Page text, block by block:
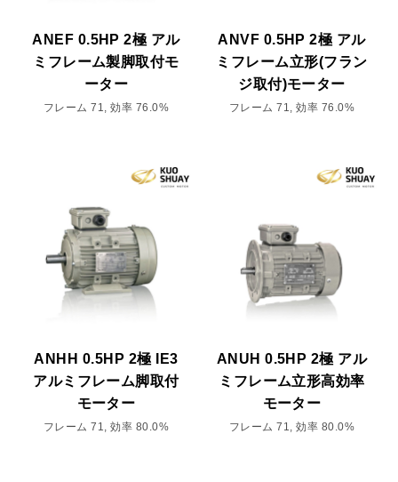
ANEF 0.5HP 2極 アル
ミフレーム製脚取付モ
ーター
フレーム 71, 効率 76.0%
ANVF 0.5HP 2極 アル
ミフレーム立形(フラン
ジ取付)モーター
フレーム 71, 効率 76.0%
ANHH 0.5HP 2極 IE3
アルミフレーム脚取付
モーター
フレーム 71, 効率 80.0%
ANUH 0.5HP 2極 アル
ミフレーム立形高効率
モーター
フレーム 71, 効率 80.0%